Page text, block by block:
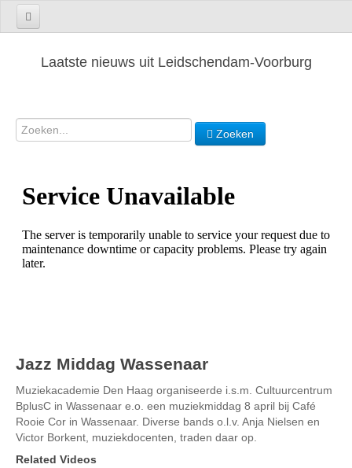
Laatste nieuws uit Leidschendam-Voorburg
Zoeken
Jazz Middag Wassenaar
Muziekacademie Den Haag organiseerde i.s.m. Cultuurcentrum
BplusC in Wassenaar e.o. een muziekmiddag 8 april bij Café
Rooie Cor in Wassenaar. Diverse bands o.l.v. Anja Nielsen en
Victor Borkent, muziekdocenten, traden daar op.
Related Videos